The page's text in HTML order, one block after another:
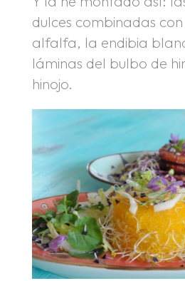
dulces combinadas
alfalfa, la endibia
láminas del bulbo de
hinojo.